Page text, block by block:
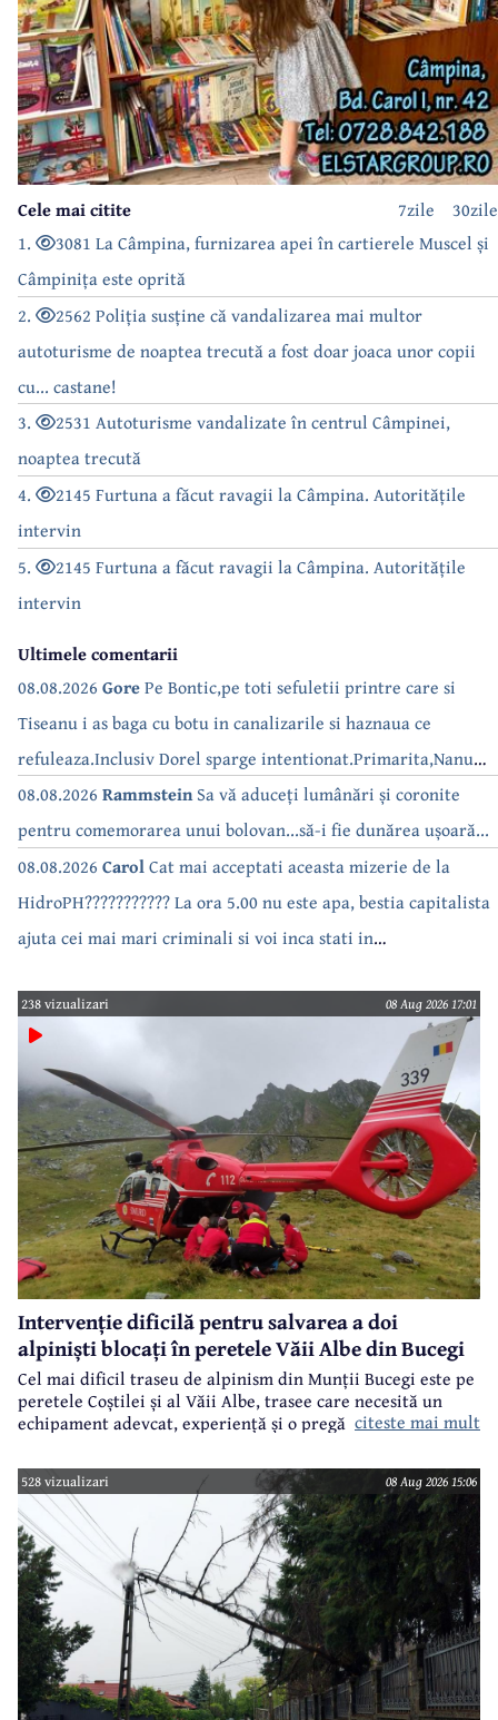
30zile
7zile
Cele mai citite
1.
3081 La Câmpina, furnizarea apei în cartierele Muscel și
Câmpinița este oprită
2.
2562 Poliția susține că vandalizarea mai multor
autoturisme de noaptea trecută a fost doar joaca unor copii
cu... castane!
3.
2531 Autoturisme vandalizate în centrul Câmpinei,
noaptea trecută
4.
2145 Furtuna a făcut ravagii la Câmpina. Autoritățile
intervin
5.
2145 Furtuna a făcut ravagii la Câmpina. Autoritățile
intervin
Ultimele comentarii
08.08.2026 GorePe Bontic,pe toti sefuletii printre care si
Tiseanu i as baga cu botu in canalizarile si haznaua ce
refuleaza.Inclusiv Dorel sparge intentionat.Primarita,Nanu
bea apa de la robinet.Asta as intreba o si pe Izabel Mitrea
08.08.2026 RammsteinSa vă aduceți lumânări și coronite
pentru comemorarea unui bolovan...să-i fie dunărea ușoară...
08.08.2026 CarolCat mai acceptati aceasta mizerie de la
HidroPH??????????? La ora 5.00 nu este apa, bestia capitalista
ajuta cei mai mari criminali si voi inca stati in
238 vizualizari 08 Aug 2026 17:01
Intervenție dificilă pentru salvarea a doi
alpiniști blocați în peretele Văii Albe din Bucegi
Cel mai dificil traseu de alpinism din Munții Bucegi este pe
peretele Coștilei și al Văii Albe, trasee care necesită un
echipament adevcat, experiență și o pregătire specifică.
citeste mai mult
528 vizualizari 08 Aug 2026 15:06